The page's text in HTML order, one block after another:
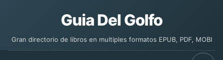
Guia Del Golfo
Gran directorio de libros en multiples formatos EPUB, PDF, MOBI